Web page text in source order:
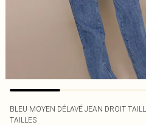
BLEU MOYEN DÉLAVÉ JEAN DROIT
TAILLES